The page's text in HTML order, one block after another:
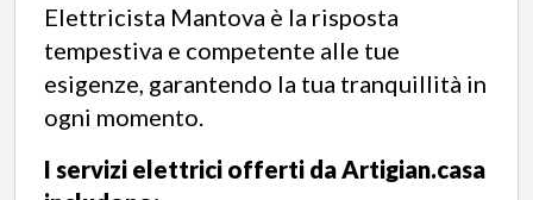
Elettricista Mantova è la risposta
tempestiva e competente alle tue
esigenze, garantendo la tua tranquillità in
ogni momento.
I servizi elettrici offerti da Artigian.casa